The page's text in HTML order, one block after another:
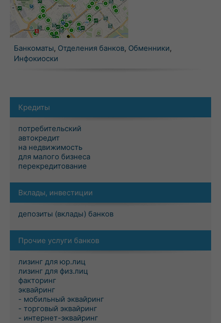
Банкоматы, Отделения банков, Обменники,
Инфокиоски
Кредиты
потребительский
автокредит
на недвижимость
для малого бизнеса
перекредитование
Вклады, инвестиции
депозиты (вклады) банков
Прочие услуги банков
лизинг для юр.лиц
лизинг для физ.лиц
факторинг
эквайринг
- мобильный эквайринг
- торговый эквайринг
- интернет-эквайринг